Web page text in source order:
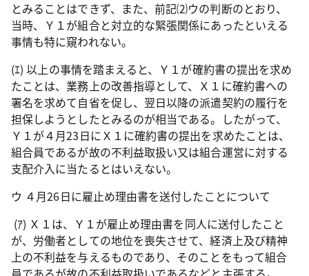
とみることはできず、また、前記⑵ウの判断のとおり、
当時、Ｙ１が組合と対立的な緊張関係にあったといえる
事情も特に窺われない。
(ｴ) 以上の事情を踏まえると、Ｙ１が確約書の提出を求め
たことは、業務上の改善指導として、Ｘ１に確約書への
署名を求めて自省を促し、翌日以降の派遣契約の履行を
担保しようとしたとみるのが相当である。したがって、
Ｙ１が４月23日にＸ１に確約書の提出を求めたことは、
組合員であるが故の不利益取扱い又は組合運営に対する
支配介入に当たるとはいえない。
ウ ４月26日に雇止め理由書を送付したことについて
(ｱ) Ｘ１は、Ｙ１が雇止め理由書を同人に送付したこと
が、労働者としての地位を喪失させて、経済上及び精神
上の不利益を与えるものであり、そのことをもって組合